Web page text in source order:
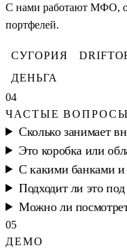
С нами работают МФО,
портфелей.
СУГОРИЯ
ДЕНЬГА
04
ЧАСТЫЕ ВОПРОСЫ
Сколько занимает
Это коробка или
С какими банками и
Подходит ли это
Можно ли
05
ДЕМО